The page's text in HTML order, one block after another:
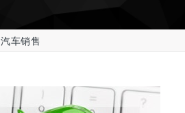
汽车销售